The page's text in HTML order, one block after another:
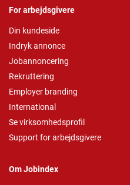
For arbejdsgivere
Din kundeside
Indryk annonce
Jobannoncering
Rekruttering
Employer branding
International
Se virksomhedsprofil
Support for arbejdsgivere
Om Jobindex